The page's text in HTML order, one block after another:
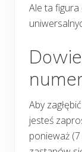
Ale ta figura
Aby
jesteś
ponieważ